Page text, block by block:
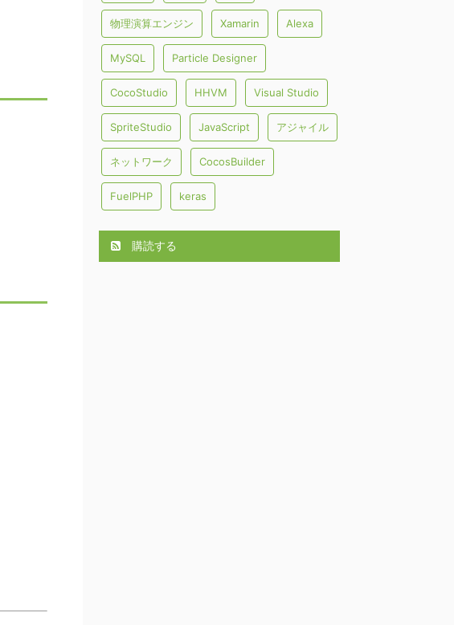
物理演算エンジン Xamarin Alexa
MySQL Particle Designer
CocoStudio HHVM Visual Studio
SpriteStudio JavaScript アジャイル
ネットワーク CocosBuilder
FuelPHP keras
購読する